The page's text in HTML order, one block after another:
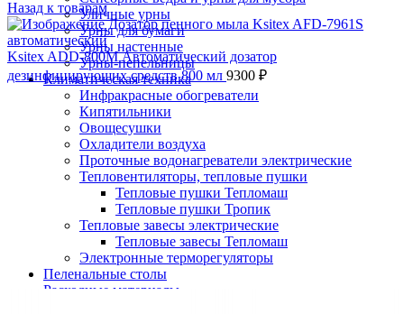
Уличные урны
Урны для бумаги
Урны настенные
Урны-пепельницы
Климатическая техника
Инфракрасные обогреватели
Кипятильники
Овощесушки
Охладители воздуха
Проточные водонагреватели электрические
Тепловентиляторы, тепловые пушки
Тепловые пушки Тепломаш
Тепловые пушки Тропик
Тепловые завесы электрические
Тепловые завесы Тепломаш
Электронные терморегуляторы
Пеленальные столы
Расходные материалы
Назад к товарам
Ksitex ADD-800М Автоматический дозатор
дезинфицирующих средств 800 мл 9300 ₽
Нажмите, чтобы увеличить